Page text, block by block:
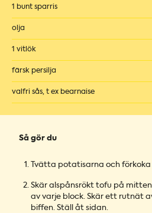
1 bunt sparris
olja
1 vitlök
färsk persilja
valfri sås, t ex bearnaise
Så gör du
Tvätta potatisarna och förkoka
Skär alspånsrökt tofu på
av varje block. Skär ett rutnät
biffen. Ställ åt sidan.